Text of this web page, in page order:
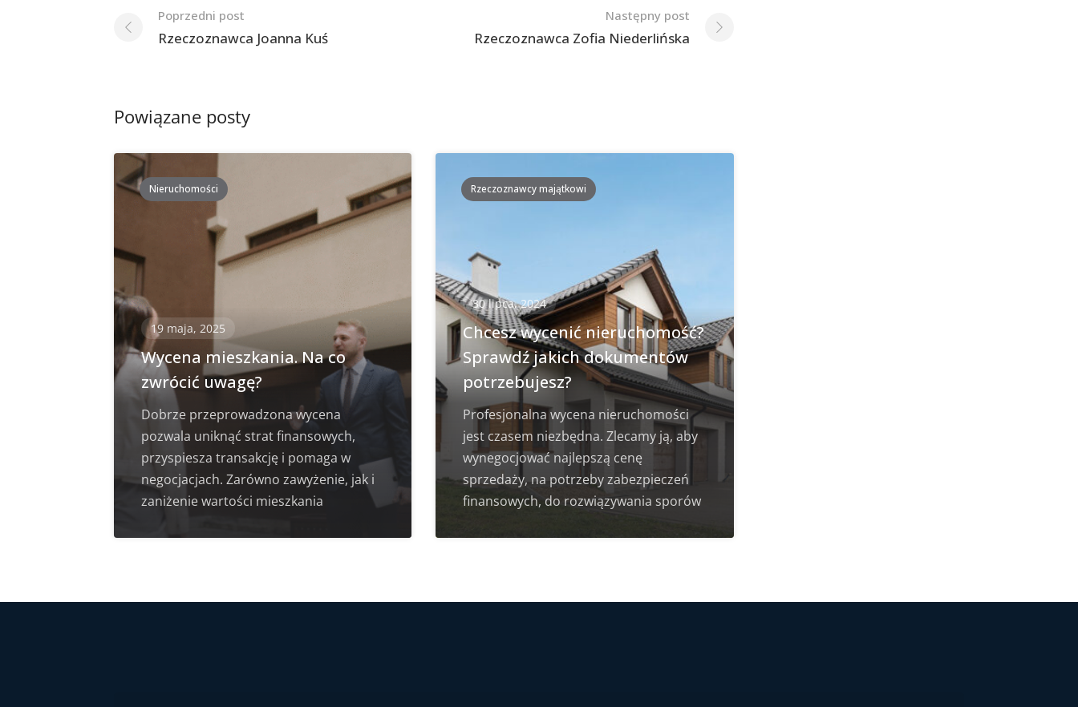
Nawigacja
po
Poprzedni post
Rzeczoznawca Joanna Kuś
Następny post
Rzeczoznawca Zofia Niederlińska
Powiązane posty
Nieruchomości
19 maja, 2025
Wycena mieszkania. Na co
zwrócić uwagę?
Dobrze przeprowadzona wycena
pozwala uniknąć strat finansowych,
przyspiesza transakcję i pomaga w
negocjacjach. Zarówno zawyżenie, jak i
zaniżenie wartości mieszkania
Rzeczoznawcy majątkowi
30 lipca, 2024
Chcesz wycenić nieruchomość?
Sprawdź jakich dokumentów
potrzebujesz?
Profesjonalna wycena nieruchomości
jest czasem niezbędna. Zlecamy ją, aby
wynegocjować najlepszą cenę
sprzedaży, na potrzeby zabezpieczeń
finansowych, do rozwiązywania sporów